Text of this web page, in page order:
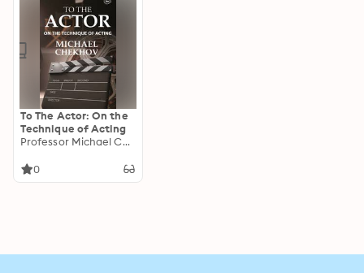
To The Actor: On the
Technique of Acting
Professor Michael Chekhov
0